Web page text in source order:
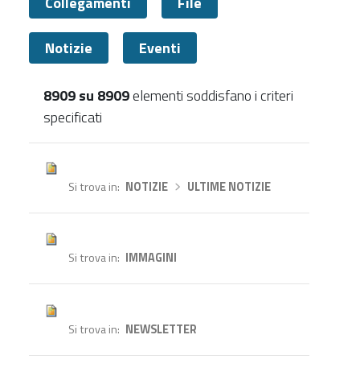
Notizie Eventi
8909 su 8909elementi soddisfano i criteri
specificati
Tutti
Si trova in NOTIZIE› ULTIME NOTIZIE
Si trova in IMMAGINI
Si trova in NEWSLETTER